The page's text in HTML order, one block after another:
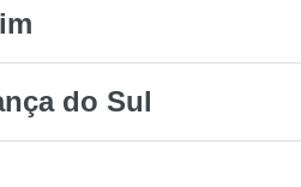
do Sul